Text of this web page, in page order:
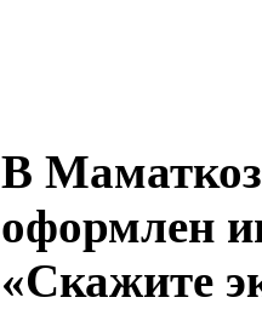
В
оформлен
«Скажите